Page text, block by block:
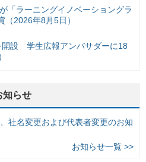
「ラーニングイノベーショングラ
（2026年8月5日）
開設 学生広報アンバサダーに18
知らせ
社名変更および代表者変更のお知
お知らせ一覧 >>